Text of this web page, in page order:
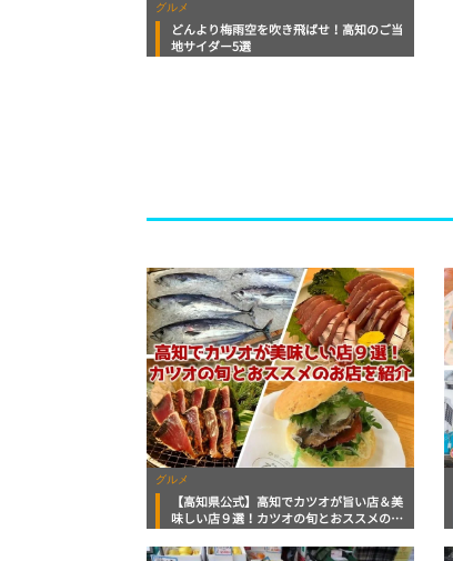
グルメ
どんより梅雨空を吹き飛ばせ！高知のご当
地サイダー5選
グルメ
【高知県公式】高知でカツオが旨い店＆美
味しい店９選！カツオの旬とおススメのお